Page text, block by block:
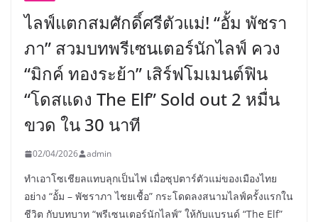
ไลฟ์แตกสมศักดิ์ศรีตัวแม่! “อั้ม พัชรา
ภา” สวมบทพรีเซนเตอร์นักไลฟ์ ควง
“มิกค์ ทองระย้า” เสิร์ฟโมเมนต์ฟิน
“โดสแดง The Elf” Sold out 2 หมื่น
ขวด ใน 30 นาที
02/04/2026 admin
ทำเอาโซเชียลแทบลุกเป็นไฟ เมื่อซุปตาร์ตัวแม่ของเมืองไทย
อย่าง “อั้ม – พัชราภา ไชยเชื้อ” กระโดดลงสนามไลฟ์ครั้งแรกใน
ชีวิต กับบทบาท “พรีเซนเตอร์นักไลฟ์” ให้กับแบรนด์ “The Elf”